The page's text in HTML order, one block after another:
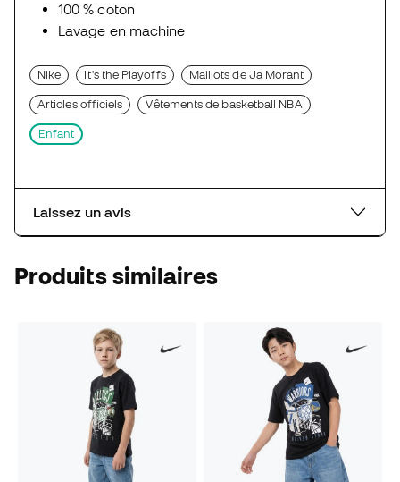
100 % coton
Lavage en machine
Nike It's the Playoffs Maillots de Ja Morant
Articles officiels Vêtements de basketball NBA
Enfant
Laissez un avis
Produits similaires